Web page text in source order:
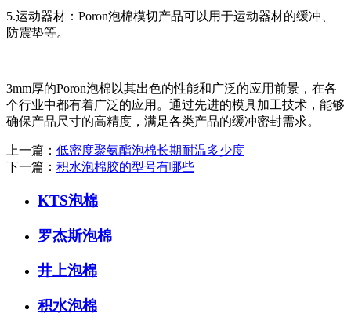
5.运动器材：Poron泡棉模切产品可以用于运动器材的缓冲、
防震垫等。
3mm厚的Poron泡棉以其出色的性能和广泛的应用前景，在各
个行业中都有着广泛的应用。通过先进的模具加工技术，能够
确保产品尺寸的高精度，满足各类产品的缓冲密封需求。
上一篇： 低密度聚氨酯泡棉长期耐温多少度
下一篇： 积水泡棉胶的型号有哪些
KTS泡棉
罗杰斯泡棉
井上泡棉
积水泡棉